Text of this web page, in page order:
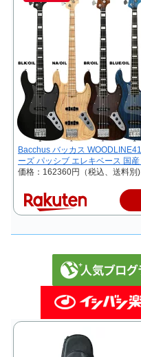
Bacchus バッカス
ーズ パッシブ エレキベース 国
価格：162360円（税込、送料別)